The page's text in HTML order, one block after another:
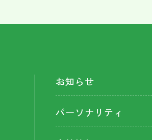
お知らせ
パーソナリティ